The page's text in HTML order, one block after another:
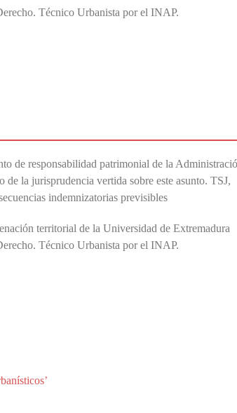
Técnico Urbanista por el INAP.
de responsabilidad patrimonial de la
la jurisprudencia vertida sobre este asunto. TSJ,
indemnizatorias previsibles
territorial de la Universidad de Extremadura
Técnico Urbanista por el INAP.